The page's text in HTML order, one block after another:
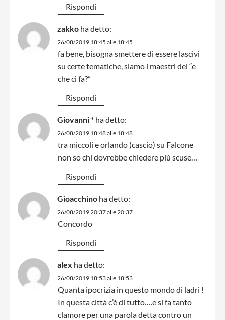
Rispondi
zakko ha detto:
26/08/2019 18:45 alle 18:45
fa bene, bisogna smettere di essere lascivi
su certe tematiche, siamo i maestri del “e
che ci fa?”
Rispondi
Giovanni * ha detto:
26/08/2019 18:48 alle 18:48
tra miccoli e orlando (cascio) su Falcone
non so chi dovrebbe chiedere più scuse…
Rispondi
Gioacchino ha detto:
26/08/2019 20:37 alle 20:37
Concordo
Rispondi
alex ha detto:
26/08/2019 18:53 alle 18:53
Quanta ipocrizia in questo mondo di ladri !
In questa città c’è di tutto….e si fa tanto
clamore per una parola detta contro un